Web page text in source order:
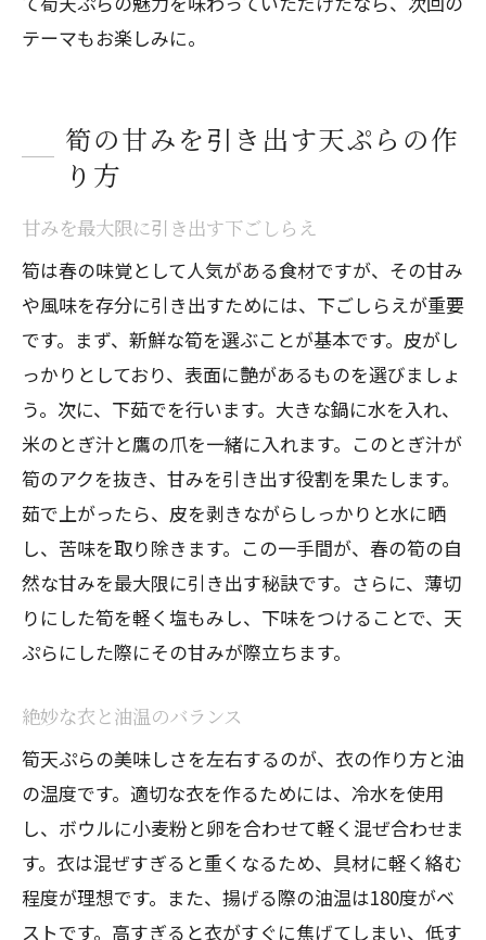
テーマもお楽しみに。
筍の甘みを引き出す天ぷらの作
り方
甘みを最大限に引き出す下ごしらえ
筍は春の味覚として人気がある食材ですが、その甘み
や風味を存分に引き出すためには、下ごしらえが重要
です。まず、新鮮な筍を選ぶことが基本です。皮がし
っかりとしており、表面に艶があるものを選びましょ
う。次に、下茹でを行います。大きな鍋に水を入れ、
米のとぎ汁と鷹の爪を一緒に入れます。このとぎ汁が
筍のアクを抜き、甘みを引き出す役割を果たします。
茹で上がったら、皮を剥きながらしっかりと水に晒
し、苦味を取り除きます。この一手間が、春の筍の自
然な甘みを最大限に引き出す秘訣です。さらに、薄切
りにした筍を軽く塩もみし、下味をつけることで、天
ぷらにした際にその甘みが際立ちます。
絶妙な衣と油温のバランス
筍天ぷらの美味しさを左右するのが、衣の作り方と油
の温度です。適切な衣を作るためには、冷水を使用
し、ボウルに小麦粉と卵を合わせて軽く混ぜ合わせま
す。衣は混ぜすぎると重くなるため、具材に軽く絡む
程度が理想です。また、揚げる際の油温は180度がベ
ストです。高すぎると衣がすぐに焦げてしまい、低す